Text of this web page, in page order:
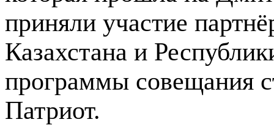
приняли участие
Казахстана и
программы совещания
Патриот.